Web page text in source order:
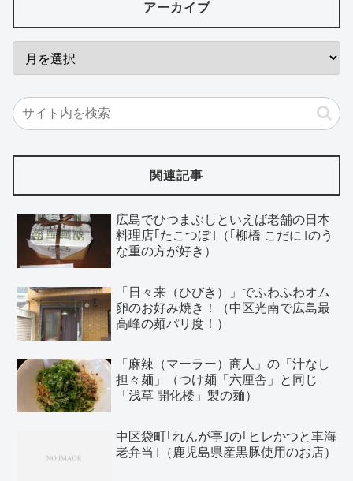
アーカイブ
関連記事
広島でひつまぶしといえば老舗の日本
料理店｢たこつぼ｣（｢柳橋 こだに｣のう
な重の方が好き）
「日々来（ひびき）」でふわふわオム
卵のお好み焼き！（中区光南で広島最
高峰の麺パリ度！）
「麻辣（マーラー）商人」の「汁なし
担々麺」（つけ麺「六厘舎」と同じ
「浅草 開化楼」製の麺）
中区袋町｢れんが亭｣の｢ヒレかつと車海
老弁当｣（鹿児島県産黒豚使用のお店）